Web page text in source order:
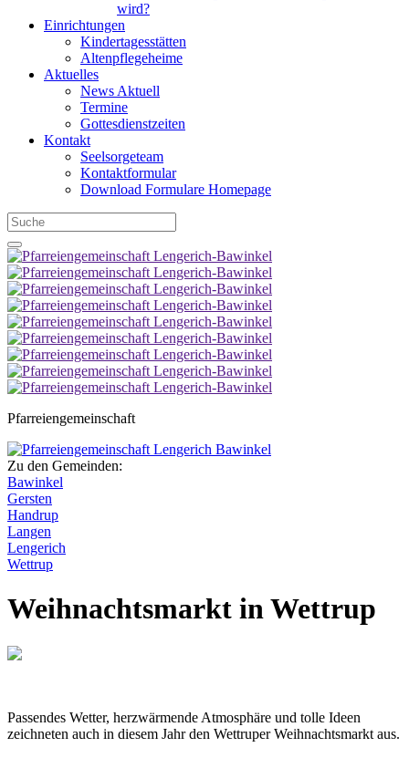
wird?
Einrichtungen
Kindertagesstätten
Altenpflegeheime
Aktuelles
News Aktuell
Termine
Gottesdienstzeiten
Kontakt
Seelsorgeteam
Kontaktformular
Download Formulare Homepage
Pfarreiengemeinschaft
Zu den Gemeinden:
Bawinkel
Gersten
Handrup
Langen
Lengerich
Wettrup
Weihnachtsmarkt in Wettrup
Passendes Wetter, herzwärmende Atmosphäre und tolle Ideen
zeichneten auch in diesem Jahr den Wettruper Weihnachtsmarkt aus.